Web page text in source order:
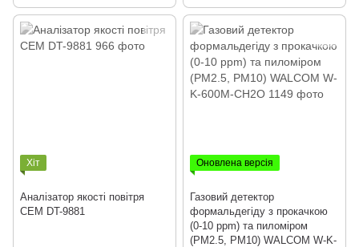
Хіт
Аналізатор якості повітря
CEM DT-9881
Оновлена версія
Газовий детектор
формальдегіду з прокачкою
(0-10 ppm) та пиломіром
(PM2.5, PM10) WALCOM W-K-